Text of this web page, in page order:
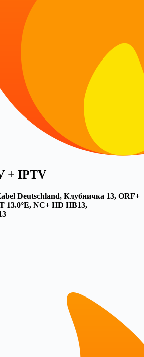
+ IPTV
Deutschland, Клубничка 13, ORF+
13.0°E, NC+ HD HB13,